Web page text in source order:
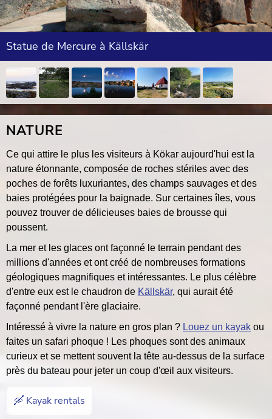
Statue de Mercure à Källskär
NATURE
Ce qui attire le plus les visiteurs à Kökar aujourd'hui est la
nature étonnante, composée de roches stériles avec des
poches de forêts luxuriantes, des champs sauvages et des
baies protégées pour la baignade. Sur certaines îles, vous
pouvez trouver de délicieuses baies de brousse qui
poussent.
La mer et les glaces ont façonné le terrain pendant des
millions d'années et ont créé de nombreuses formations
géologiques magnifiques et intéressantes. Le plus célèbre
d'entre eux est le chaudron de Källskär, qui aurait été
façonné pendant l'ère glaciaire.
Intéressé à vivre la nature en gros plan ? Louez un kayak ou
faites un safari phoque ! Les phoques sont des animaux
curieux et se mettent souvent la tête au-dessus de la surface
près du bateau pour jeter un coup d'œil aux visiteurs.
🛶 Kayak rentals